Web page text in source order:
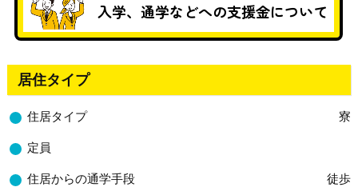
入学、通学などへの支援金について
居住タイプ
住居タイプ 寮
定員
住居からの通学手段 徒歩